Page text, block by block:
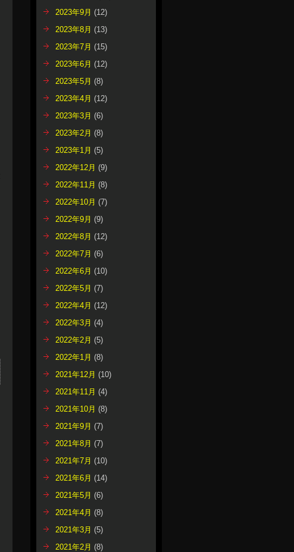
2023年9月 (12)
2023年8月 (13)
2023年7月 (15)
2023年6月 (12)
2023年5月 (8)
2023年4月 (12)
2023年3月 (6)
2023年2月 (8)
2023年1月 (5)
2022年12月 (9)
2022年11月 (8)
2022年10月 (7)
2022年9月 (9)
2022年8月 (12)
2022年7月 (6)
2022年6月 (10)
2022年5月 (7)
2022年4月 (12)
2022年3月 (4)
2022年2月 (5)
2022年1月 (8)
2021年12月 (10)
2021年11月 (4)
2021年10月 (8)
2021年9月 (7)
2021年8月 (7)
2021年7月 (10)
2021年6月 (14)
2021年5月 (6)
2021年4月 (8)
2021年3月 (5)
2021年2月 (8)